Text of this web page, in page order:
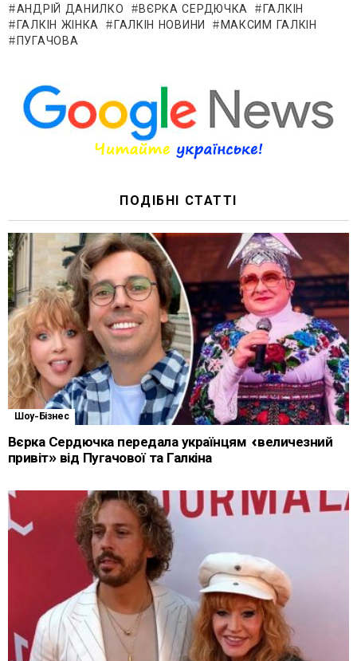
АНДРІЙ ДАНИЛКО ВЄРКА СЕРДЮЧКА
ГАЛКІН
ГАЛКІН ЖІНКА
ГАЛКІН НОВИНИ
МАКСИМ ГАЛКІН
ПУГАЧОВА
ПОДІБНІ СТАТТІ
Шоу-Бізнес
Вєрка Сердючка передала українцям «величезний
привіт» від Пугачової та Галкіна